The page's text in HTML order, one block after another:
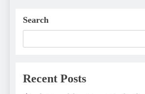
Search
Recent Posts